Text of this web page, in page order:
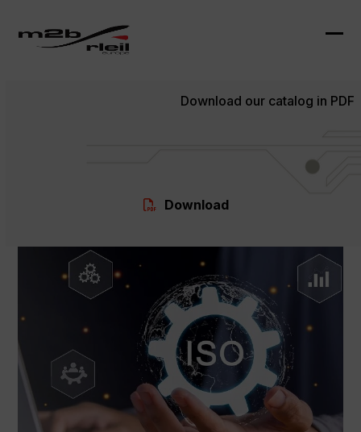
content
Download our catalog in PDF
Download